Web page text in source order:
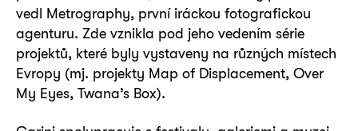
vedl Metrography, první iráckou fotografickou
agenturu. Zde vznikla pod jeho vedením série
projektů, které byly vystaveny na různých místech
Evropy (mj. projekty Map of Displacement, Over
My Eyes, Twana’s Box).